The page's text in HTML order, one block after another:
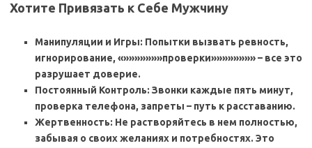
Хотите Привязать к Себе Мужчину
Манипуляции и Игры: Попытки вызвать ревность,
игнорирование, «»»»»»»»проверки»»»»»»»» – все это
разрушает доверие.
Постоянный Контроль: Звонки каждые пять минут,
проверка телефона, запреты – путь к расставанию.
Жертвенность: Не растворяйтесь в нем полностью,
забывая о своих желаниях и потребностях. Это